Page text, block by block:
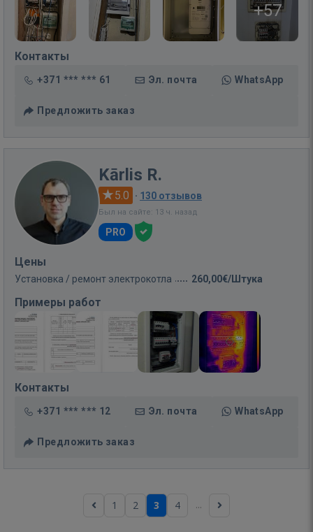
+57
Контакты
+371 *** *** 61 Эл. почта WhatsApp
Предложить заказ
Kārlis R.
5.0 · 130 отзывов
Был на сайте: 13 ч. назад
PRO
Цены
Установка / ремонт электрокотла 260,00€/Штука
Примеры работ
Контакты
+371 *** *** 12 Эл. почта WhatsApp
Предложить заказ
1 2 3 4 ...